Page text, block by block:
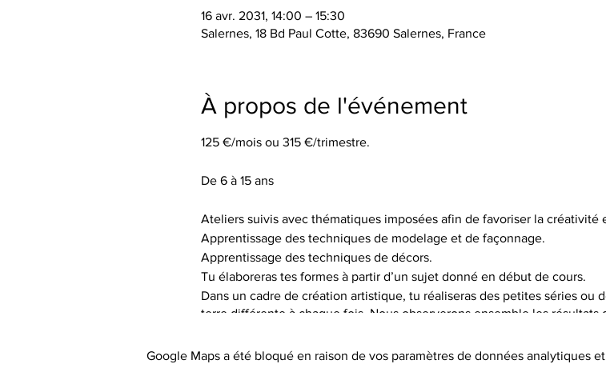
16 avr. 2031, 14:00 – 15:30
Salernes, 18 Bd Paul Cotte, 83690 Salernes, France
À propos de l'événement
125 €/mois ou 315 €/trimestre.
De 6 à 15 ans
Ateliers suivis avec thématiques imposées afin de favoriser la créativité
Apprentissage des techniques de modelage et de façonnage.
Apprentissage des techniques de décors.
Tu élaboreras tes formes à partir d’un sujet donné en début de cours.
Dans un cadre de création artistique, tu réaliseras des petites séries ou
terre différente à chaque fois. Nous observerons ensemble les
Tu auras à ta disposition le choix de 5 terres différentes, et pas moins
Google Maps a été bloqué en raison de vos paramètres de données analytiques